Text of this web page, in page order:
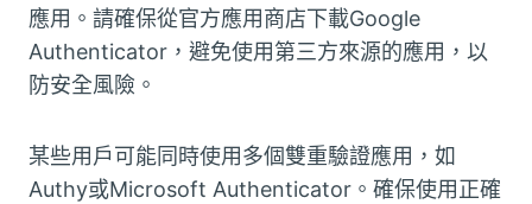
應用。請確保從官方應用商店下載Google
Authenticator，避免使用第三方來源的應用，以
防安全風險。
某些用戶可能同時使用多個雙重驗證應用，如
Authy或Microsoft Authenticator。確保使用正確